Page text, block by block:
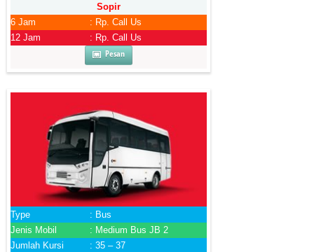
Sopir
6 Jam
: Rp. Call Us
12 Jam
: Rp. Call Us
Pesan
Type
: Bus
Jenis Mobil
: Medium Bus JB 2
Jumlah Kursi
: 35 – 37